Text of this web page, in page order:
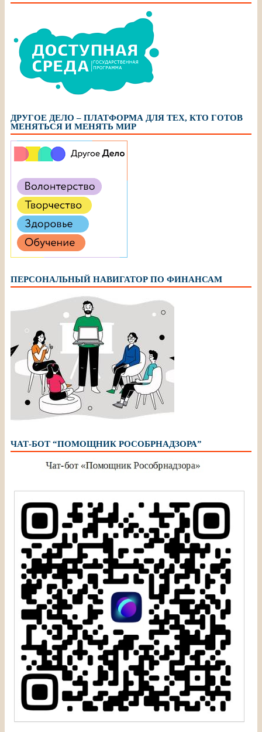
ДРУГОЕ ДЕЛО – ПЛАТФОРМА ДЛЯ ТЕХ, КТО ГОТОВ
МЕНЯТЬСЯ И МЕНЯТЬ МИР
ПЕРСОНАЛЬНЫЙ НАВИГАТОР ПО ФИНАНСАМ
ЧАТ-БОТ “ПОМОЩНИК РОСОБРНАДЗОРА”